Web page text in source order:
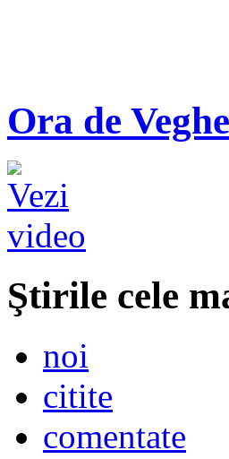
Ora de
Ştirile cele
noi
citite
comentate